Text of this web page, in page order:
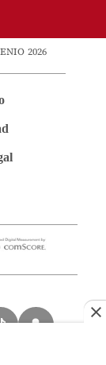
2026